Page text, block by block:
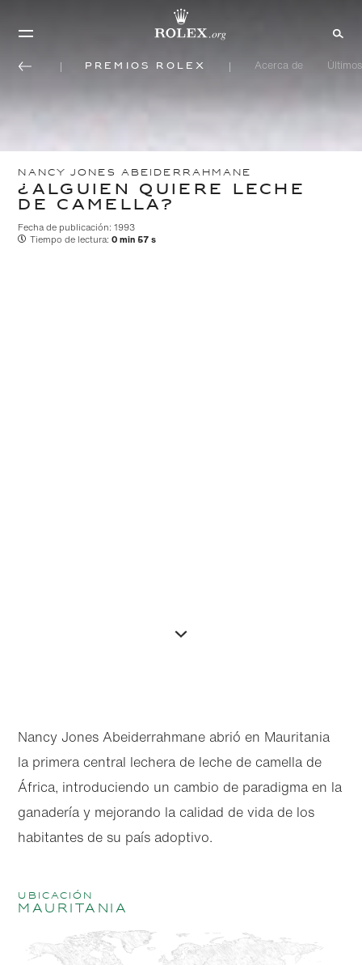
Premios Rolex Acerca de
NANCY JONES ABEIDERRAHMANE
¿ALGUIEN QUIERE LECHE
DE CAMELLA?
Fecha de publicación: 1993
Tiempo de lectura: 0 min 57 s
Nancy Jones Abeiderrahmane abrió en Mauritania
la primera central lechera de leche de camella de
África, introduciendo un cambio de paradigma en la
ganadería y mejorando la calidad de vida de los
habitantes de su país adoptivo.
Ubicación
Mauritania